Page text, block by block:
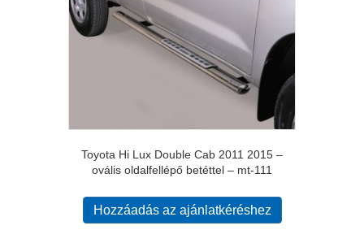
Toyota Hi Lux Double Cab 2011 2015 –
ovális oldalfellépő betéttel – mt-111
Hozzáadás az ajánlatkéréshez